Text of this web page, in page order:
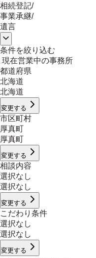
相続登記/
事業承継/
遺言
条件を絞り込む
現在営業中の事務所
都道府県
北海道
北海道
変更する
市区町村
厚真町
厚真町
変更する
相談内容
選択なし
選択なし
変更する
こだわり条件
選択なし
選択なし
変更する